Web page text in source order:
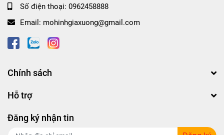
Số điện thoại: 0962458888
Email: mohinhgiaxuong@gmail.com
Chính sách
Hỗ trợ
Đăng ký nhận tin